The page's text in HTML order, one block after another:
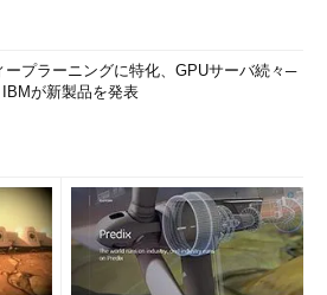
ープラーニングに特化、GPUサーバ続々─
が新製品を発表